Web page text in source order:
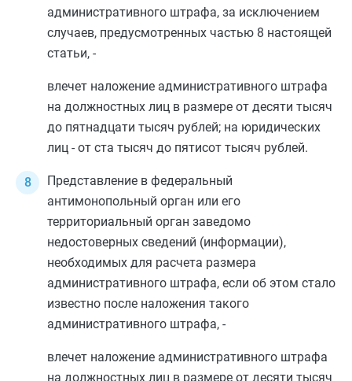
административного штрафа, за исключением
случаев, предусмотренных частью 8 настоящей
статьи, -
влечет наложение административного штрафа
на должностных лиц в размере от десяти тысяч
до пятнадцати тысяч рублей; на юридических
лиц - от ста тысяч до пятисот тысяч рублей.
Представление в федеральный
антимонопольный орган или его
территориальный орган заведомо
недостоверных сведений (информации),
необходимых для расчета размера
административного штрафа, если об этом стало
известно после наложения такого
административного штрафа, -
влечет наложение административного штрафа
на должностных лиц в размере от десяти тысяч